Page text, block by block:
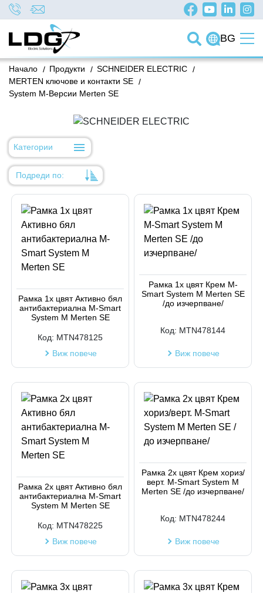
BG
/
Начало /
Продукти /
SCHNEIDER ELECTRIC
/
MERTEN ключове и контакти SE
System М-Версии Merten SE
Категории
Подреди по:
Име
Име
Код на артикул
Рамка 1х цвят Активно бял
антибактериална M-Smart
System M Merten SE
Код: MTN478125
Виж повече
Рамка 1х цвят Крем M-
Smart System M Merten SE
/до изчерпване/
Код: MTN478144
Виж повече
Рамка 2х цвят Активно бял
антибактериална M-Smart
System M Merten SE
Код: MTN478225
Виж повече
Рамка 2х цвят Крем хориз/
верт. M-Smart System M
Merten SE /до изчерпване/
Код: MTN478244
Виж повече